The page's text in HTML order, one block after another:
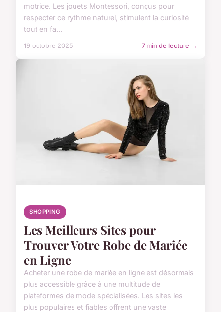
motrice. Les jouets Montessori, conçus pour
respecter ce rythme naturel, stimulent la curiosité
tout en fa...
19 octobre 2025 7 min de lecture →
SHOPPING
Les Meilleurs Sites pour
Trouver Votre Robe de Mariée
en Ligne
Acheter une robe de mariée en ligne est désormais
plus accessible grâce à une multitude de
plateformes de mode spécialisées. Les sites les
plus populaires et fiables offrent une vaste